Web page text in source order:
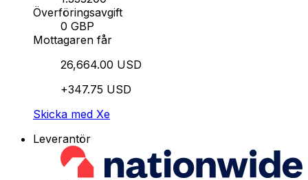
Överföringsavgift
0 GBP
Mottagaren får
26,664.00 USD
+347.75 USD
Skicka med Xe
Leverantör